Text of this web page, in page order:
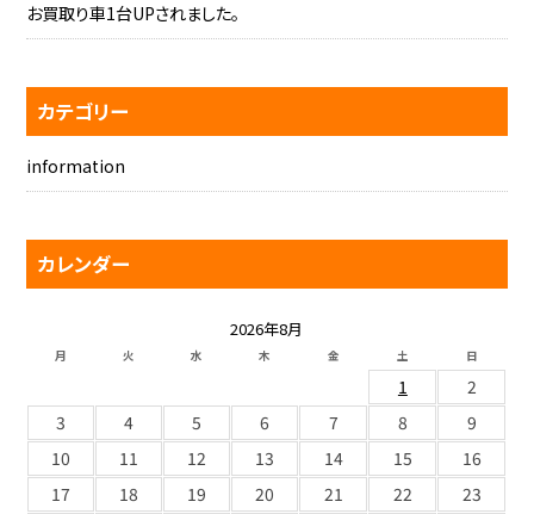
お買取り車1台UPされました。
カテゴリー
information
カレンダー
2026年8月
月 火 水 木 金 土 日
1
2
3
4 5 6 7 8
9
10
11 12 13 14 15
16
17
18 19 20 21 22
23